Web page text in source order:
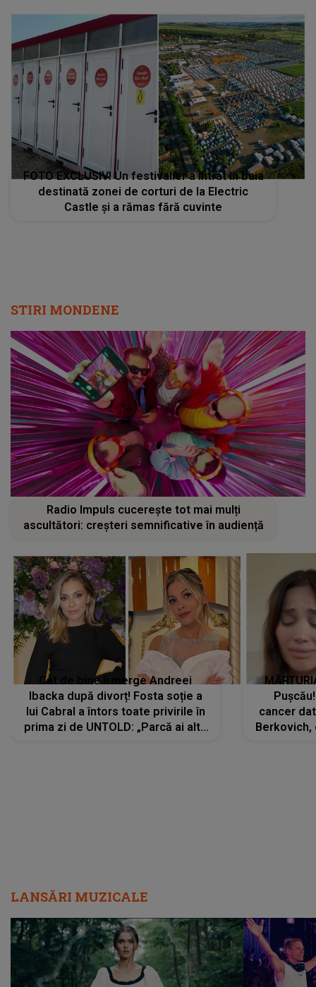
FOTO EXCLUSIV! Un festivalier a intrat în baia
destinată zonei de corturi de la Electric
Castle și a rămas fără cuvinte
STIRI MONDENE
Radio Impuls cucerește tot mai mulți
ascultători: creșteri semnificative în audiență
Cât de bine îi merge Andreei
Ibacka după divorț! Fosta soție a
lui Cabral a întors toate privirile în
prima zi de UNTOLD: „Parcă ai altă
cancer
Berkovich,
LANSĂRI MUZICALE